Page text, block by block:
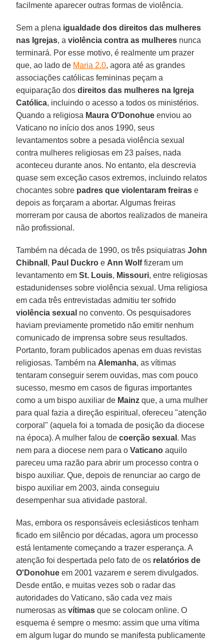
facilmente aparecer outras formas de violência.
Sem a plena igualdade dos direitos das mulheres
nas Igrejas, aviolência contra as mulheres nunca
terminará. Por esse motivo, é realmente um prazer
que, ao lado de Maria 2.0, agora até as grandes
associações católicas femininas peçam a
equiparação dosdireitos das mulheres na Igreja
Católica, incluindo o acesso a todos os ministérios.
Quando a religiosa Maura O'Donohue enviou ao
Vaticano no início dos anos 1990, seus
levantamentos sobre a pesada violência sexual
contra mulheres religiosas em 23 países, nada
aconteceu durante anos. No entanto, ela descrevia
quase sem exceção casos extremos, incluindo relatos
chocantes sobre padres que violentaram freiras e
depois as forçaram a abortar. Algumas freiras
morreram por causa de abortos realizados de maneira
não profissional.
Também na década de 1990, os três psiquiatrasJohn
Chibnall , Paul Duckro e Ann Wolffizeram um
levantamento emSt. Louis, Missouri, entre religiosas
estadunidenses sobre violência sexual. Uma religiosa
em cada três entrevistadas admitiu ter sofrido
violência sexual no convento. Os pesquisadores
haviam previamente prometido não emitir nenhum
comunicado de imprensa sobre seus resultados.
Portanto, foram publicados apenas em duas revistas
religiosas. Também na Alemanha, as vítimas
tentaram conseguir serem ouvidas, mas com pouco
sucesso, mesmo em casos de figuras importantes
como a um bispo auxiliar de Mainz que, a uma mulher
para qual fazia a direção espiritual, ofereceu "atenção
corporal" (aquela foi a tomada de posição da diocese
na época). A mulher falou decoerção sexual . Mas
nem para a diocese nem para oVaticano aquilo
pareceu uma razão para abrir um processo contra o
bispo auxiliar. Que, depois de renunciar ao cargo de
bispo auxiliar em 2003, ainda conseguiu
desempenhar sua atividade pastoral.
Mas, embora os responsáveis eclesiásticos tenham
ficado em silêncio por décadas, agora um processo
está lentamente começando a trazer esperança. A
atenção foi despertada pelo fato de os relatórios de
O'Donohue em 2001 vazarem e serem divulgados.
Desde então, e muitas vezes sob o radar das
autoridades do Vaticano, são cada vez mais
numerosas asvítimas que se colocam online. O
esquema é sempre o mesmo: assim que uma vítima
em algum lugar do mundo se manifesta publicamente